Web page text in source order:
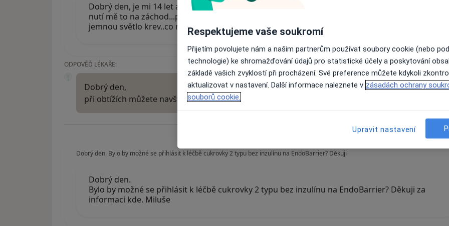
Dobrý den, je mi 14 let a už jeden rok mě trápí že, pokaždé po masturbaci mě bolí kostrč a
nutí mě to na záchod...potom mám vždy místo stolice plno hlenu a dnes jsem tam viděl
jemnou světlo krev..co mám dělat? Přijde mi trapné toto řešit s rodiči
ODPOVĚĎ LÉKAŘE:
Dobrý den,
při obtížích můžete navštívit urologa v místě bydliště. Dr. Vc
Dobrý den. Bylo by možné se přihlásit k léčbě cukrovky 2 typu bez inzulínu na EndoBarrier? Děkuji
Dobrý den.
Bylo by možné se přihlásit k léčbě cukrovky 2 typu bez inzulínu na EndoBarrier? Děkuji za
informaci kde. Miluše
Respektujeme vaše soukromí
Přijetím povolujete nám a našim partnerům používat soubory cookie (nebo
technologie) ke shromažďování údajů pro statistické účely a poskytování
základě vašich zvyklostí při procházení. Své preference můžete kdykoli
aktualizovat v nastavení. Další informace naleznete v zásadách ochrany
souborů cookie.
Upravit nastavení